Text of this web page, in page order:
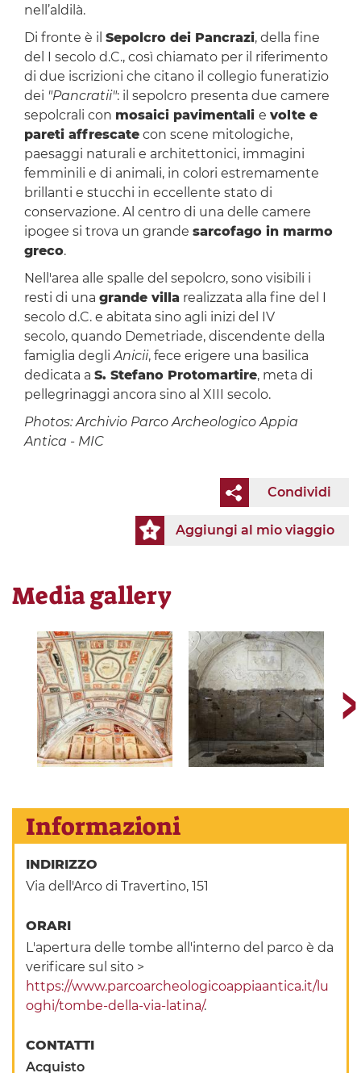
nell’aldilà.
Di fronte è il Sepolcro dei Pancrazi, della fine
del I secolo d.C., così chiamato per il riferimento
di due iscrizioni che citano il collegio funeratizio
dei "Pancratii": il sepolcro presenta due camere
sepolcrali con mosaici pavimentali e volte e
pareti affrescatecon scene mitologiche,
paesaggi naturali e architettonici, immagini
femminili e di animali, in colori estremamente
brillanti e stucchi in eccellente stato di
conservazione. Al centro di una delle camere
ipogee si trova un grande sarcofago in marmo
greco.
Nell'area alle spalle del sepolcro, sono visibili i
resti di una grande villa realizzata alla fine del I
secolo d.C. e abitata sino agli inizi del IV
secolo, quando Demetriade, discendente della
famiglia degli Anicii, fece erigere una basilica
dedicata a S. Stefano Protomartire, meta di
pellegrinaggi ancora sino al XIII secolo.
Photos: Archivio Parco Archeologico Appia
Antica - MIC
Condividi
Aggiungi al mio viaggio
Media gallery
Informazioni
INDIRIZZO
Via dell'Arco di Travertino, 151
ORARI
L'apertura delle tombe all'interno del parco è da
verificare sul sito >
https://www.parcoarcheologicoappiaantica.it/lu
oghi/tombe-della-via-latina/.
CONTATTI
Acquisto